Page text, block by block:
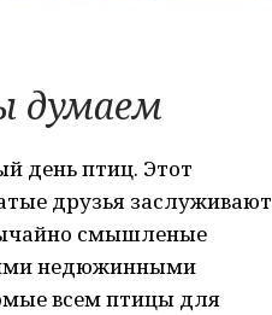
думаем
день птиц. Этот
друзья заслуживают
смышленые
недюжинными
всем птицы для